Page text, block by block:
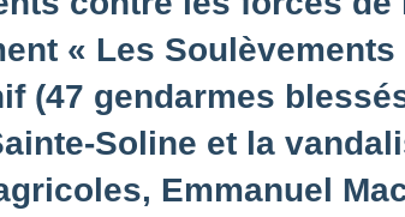
« Les
(47 gendarmes
Soline et la
Emmanuel